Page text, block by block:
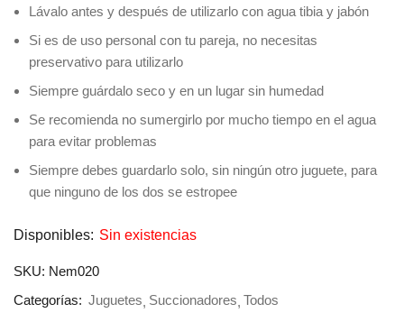
Lávalo antes y después de utilizarlo con agua tibia y jabón
Si es de uso personal con tu pareja, no necesitas
preservativo para utilizarlo
Siempre guárdalo seco y en un lugar sin humedad
Se recomienda no sumergirlo por mucho tiempo en el agua
para evitar problemas
Siempre debes guardarlo solo, sin ningún otro juguete, para
que ninguno de los dos se estropee
Disponibles: Sin existencias
SKU: Nem020
Categorías: Juguetes Succionadores Todos